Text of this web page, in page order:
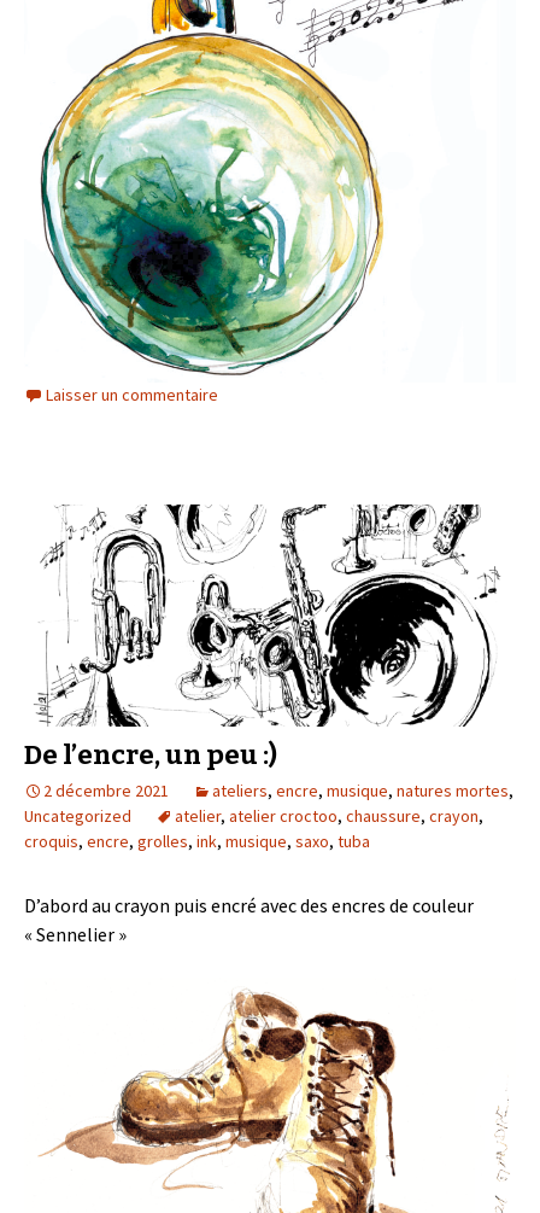
Laisser un commentaire
De l’encre, un peu :)
2 décembre 2021 ateliers, encre, musique, natures mortes,
Uncategorized
atelier, atelier croctoo, chaussure, crayon,
croquis, encre, grolles, ink, musique, saxo, tuba
D’abord au crayon puis encré avec des encres de couleur
« Sennelier »